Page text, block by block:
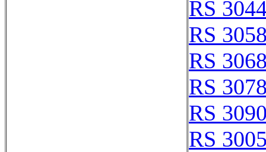
RS
RS
RS
RS
RS
RS